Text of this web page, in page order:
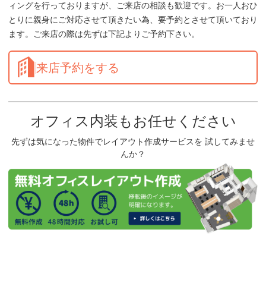
ィングを行っておりますが、ご来店の相談も歓迎です。お一人おひ
とりに親身にご対応させて頂きたい為、要予約とさせて頂いており
ます。ご来店の際は先ずは下記よりご予約下さい。
来店予約をする
オフィス内装もお任せください
先ずは気になった物件でレイアウト作成サービスを 試してみませ
んか？